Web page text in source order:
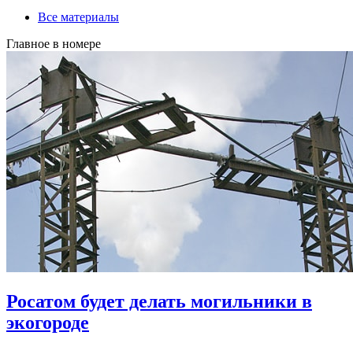
Все материалы
Главное в номере
Росатом будет делать могильники в
экогороде